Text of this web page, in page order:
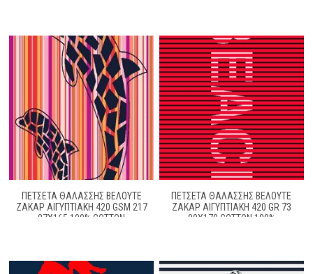
ΠΕΤΣΕΤΑ ΘΑΛΑΣΣΗΣ ΒΕΛΟΥΤΕ
ΖΑΚΆΡ ΑΙΓΥΠΤΙΑΚΉ 420 GSM 217
87X165 100% COTTON
ΠΕΤΣΕΤΑ ΘΑΛΑΣΣΗΣ ΒΕΛΟΥΤΕ
ΖΑΚΆΡ ΑΙΓΥΠΤΙΑΚΉ 420 GR 73
90X170 COTTON 100%